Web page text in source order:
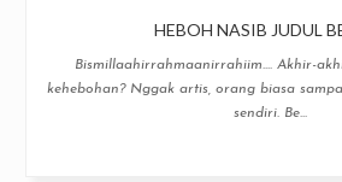
HEBOH NASIB JUDUL
Bismillaahirrahmaanirrahiim.... Akhir-
kehebohan? Nggak artis, orang biasa
sendiri. Be...